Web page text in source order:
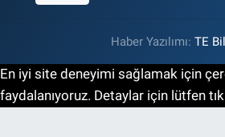
Haber Yazılımı: TE
En iyi site deneyimi sağlamak için
faydalanıyoruz. Detaylar için lütfen